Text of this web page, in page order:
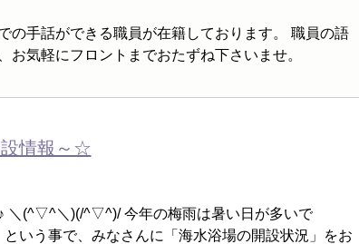
の手話ができる職員が在籍しております。 職員の語
気軽にフロントまでおたずね下さいませ。
情報～☆
＼(^▽^＼)(/^▽^)/ 今年の梅雨は暑い日が多いで
いう事で、みなさんに「海水浴場の開設状況」をお